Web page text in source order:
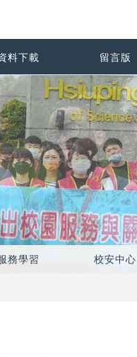
料下載 留言版
務學習 校安中心